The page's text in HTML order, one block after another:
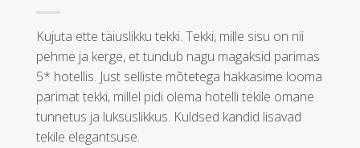
Kujuta ette täiuslikku tekki. Tekki, mille sisu on nii
pehme ja kerge, et tundub nagu magaksid parimas
5* hotellis. Just selliste mõtetega hakkasime looma
parimat tekki, millel pidi olema hotelli tekile omane
tunnetus ja luksuslikkus. Kuldsed kandid lisavad
tekile elegantsuse.